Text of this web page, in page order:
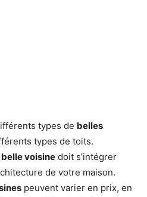
types de belles
types de toits.
belle voisine doit s’intégrer
de votre maison.
peuvent varier en prix, en